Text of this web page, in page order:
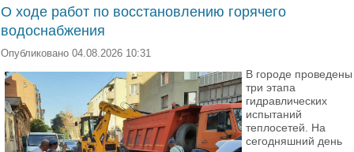
О ходе работ по восстановлению горячего
водоснабжения
Опубликовано 04.08.2026 10:31
В городе проведены
три этапа
гидравлических
испытаний
теплосетей. На
сегодняшний день